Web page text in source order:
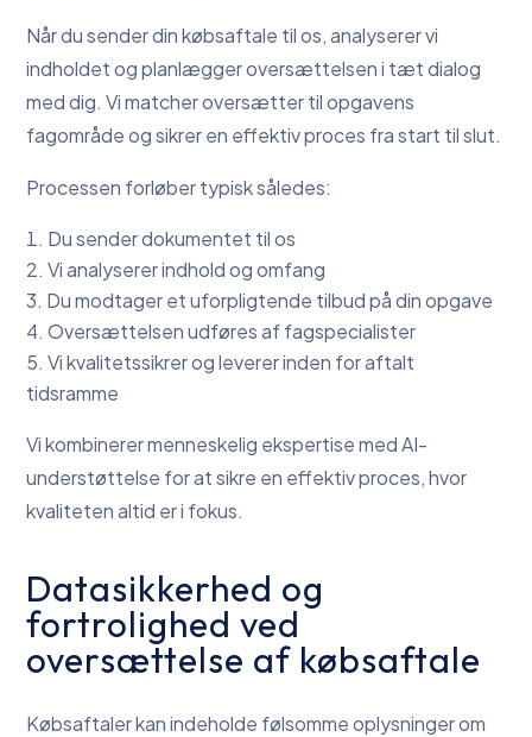
Når du sender din købsaftale til os, analyserer vi
indholdet og planlægger oversættelsen i tæt dialog
med dig. Vi matcher oversætter til opgavens
fagområde og sikrer en effektiv proces fra start til slut.
Processen forløber typisk således:
Du sender dokumentet til os
Vi analyserer indhold og omfang
Du modtager et uforpligtende tilbud på din opgave
Oversættelsen udføres af fagspecialister
Vi kvalitetssikrer og leverer inden for aftalt
tidsramme
Vi kombinerer menneskelig ekspertise med AI-
understøttelse for at sikre en effektiv proces, hvor
kvaliteten altid er i fokus.
Datasikkerhed og
fortrolighed ved
oversættelse af købsaftale
Købsaftaler kan indeholde følsomme oplysninger om